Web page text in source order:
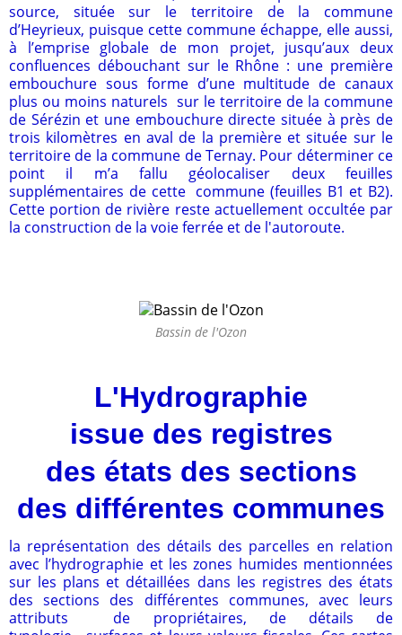
source, située sur le territoire de la commune
d’Heyrieux, puisque cette commune échappe, elle aussi,
à l’emprise globale de mon projet, jusqu’aux deux
confluences débouchant sur le Rhône : une première
embouchure sous forme d’une multitude de canaux
plus ou moins naturels sur le territoire de la commune
de Sérézin et une embouchure directe située à près de
trois kilomètres en aval de la première et située sur le
territoire de la commune de Ternay. Pour déterminer ce
point il m’a fallu géolocaliser deux feuilles
supplémentaires de cette commune (feuilles B1 et B2).
Cette portion de rivière reste actuellement occultée par
la construction de la voie ferrée et de l'autoroute.
Bassin de l'Ozon
L'Hydrographie
issue des registres
des états des sections
des différentes communes
la représentation des détails des parcelles en relation
avec l’hydrographie et les zones humides mentionnées
sur les plans et détaillées dans les registres des états
des sections des différentes communes, avec leurs
attributs de propriétaires, de détails de